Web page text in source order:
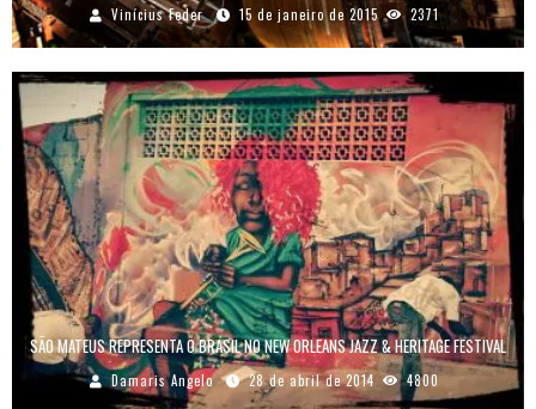
Vinícius Feder 15 de janeiro de 2015 2371
SÃO MATEUS REPRESENTA O BRASIL NO NEW ORLEANS JAZZ & HERITAGE FESTIVAL
Damaris Angelo 28 de abril de 2014 4800